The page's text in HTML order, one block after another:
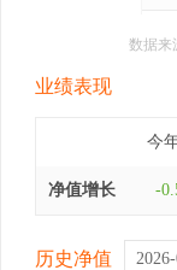
数据来
业绩表现
今
净值增长 -
历史净值